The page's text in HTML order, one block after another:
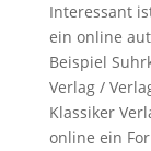
Interessant is
ein online
Beispiel
Verlag /
Klassiker
online ein